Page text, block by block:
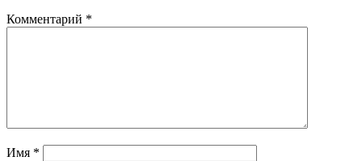
Комментарий *
Имя *